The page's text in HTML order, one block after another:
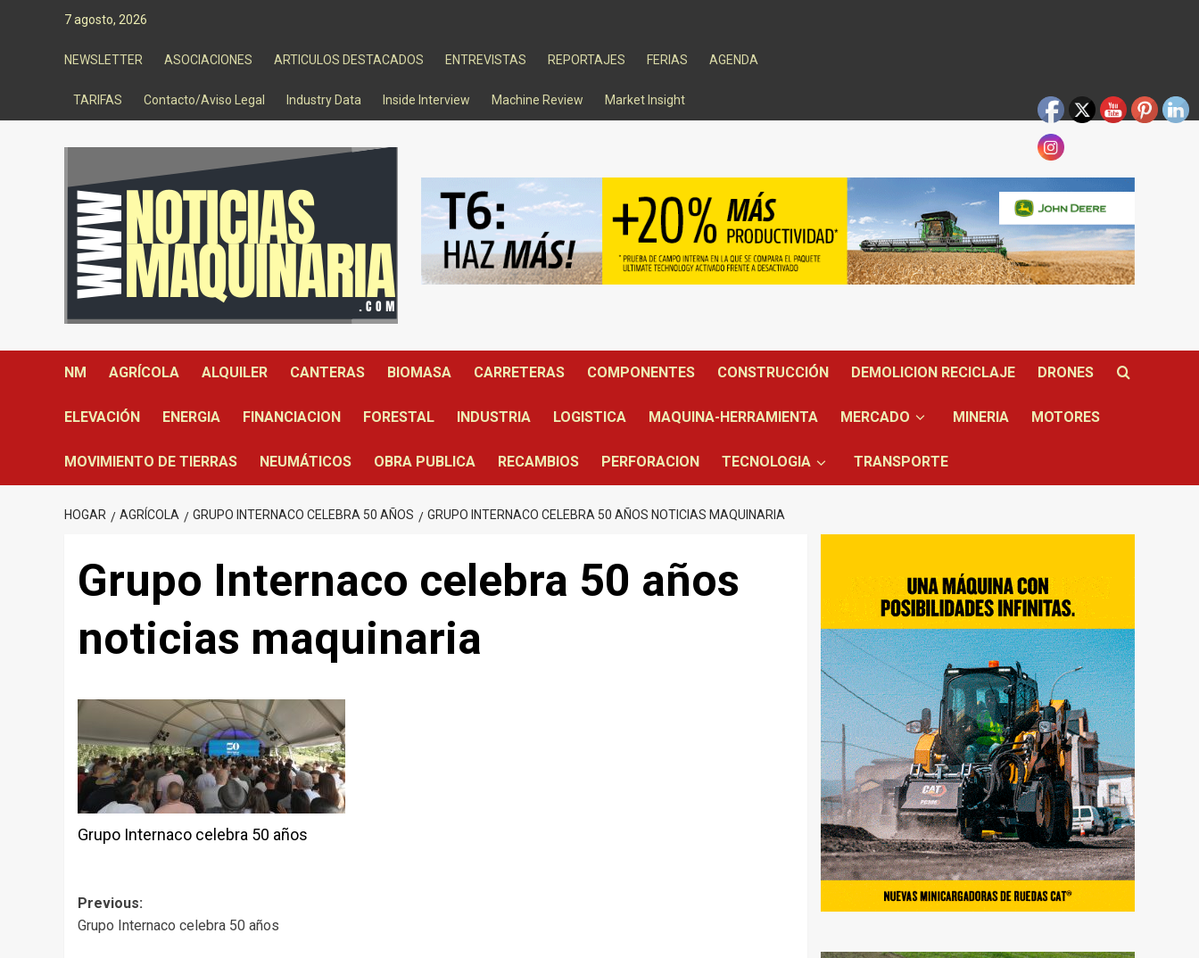
7 agosto, 2026
NEWSLETTER ASOCIACIONES ARTICULOS DESTACADOS ENTREVISTAS REPORTAJES FERIAS AGENDA
TARIFAS Contacto/Aviso Legal Industry Data Inside Interview Machine Review Market Insight
NM AGRÍCOLA ALQUILER CANTERAS BIOMASA CARRETERAS COMPONENTES CONSTRUCCIÓN DEMOLICION RECICLAJE DRONES
ELEVACIÓN ENERGIA FINANCIACION FORESTAL INDUSTRIA LOGISTICA MAQUINA-HERRAMIENTA MERCADO MINERIA MOTORES
MOVIMIENTO DE TIERRAS NEUMÁTICOS OBRA PUBLICA RECAMBIOS PERFORACION TECNOLOGIA TRANSPORTE
HOGAR AGRÍCOLA GRUPO INTERNACO CELEBRA 50 AÑOS GRUPO INTERNACO CELEBRA 50 AÑOS NOTICIAS MAQUINARIA
Grupo Internaco celebra 50 años
noticias maquinaria
Grupo Internaco celebra 50 años
Post
navigation
Previous:
Grupo Internaco celebra 50 años